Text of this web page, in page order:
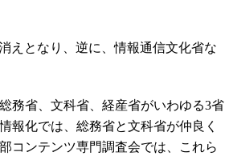
えとなり、逆に、情報通信文化省な
務省、文科省、経産省がいわゆる3省
報化では、総務省と文科省が仲良く
コンテンツ専門調査会では、これら